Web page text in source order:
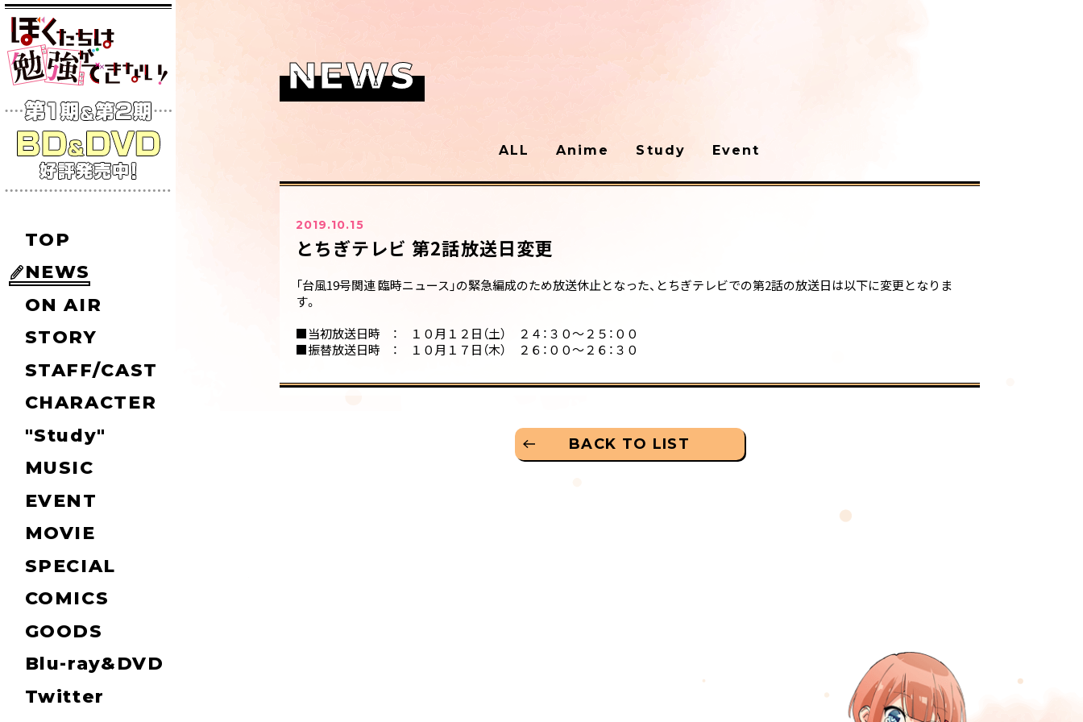
TOP
NEWS
ON AIR
STORY
STAFF/CAST
CHARACTER
"Study"
MUSIC
EVENT
MOVIE
SPECIAL
COMICS
GOODS
Blu-ray&DVD
Twitter
NEWS
ALL Anime Study Event
2019.10.15
とちぎテレビ 第2話放送日変更
「台風19号関連 臨時ニュース」の緊急編成のため放送休止となった、とちぎテレビでの第2話の放送日は以下に変更となりま
す。
■当初放送日時 ： １０月１２日（土） ２４：３０～２５：００
■振替放送日時 ： １０月１７日（木） ２６：００～２６：３０
BACK TO LIST